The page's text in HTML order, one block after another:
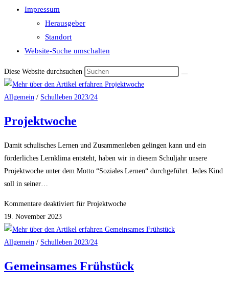
Impressum
Herausgeber
Standort
Website-Suche umschalten
Diese Website durchsuchen
Allgemein / Schulleben 2023/24
Projektwoche
Damit schulisches Lernen und Zusammenleben gelingen kann und ein
förderliches Lernklima entsteht, haben wir in diesem Schuljahr unsere
Projektwoche unter dem Motto “Soziales Lernen“ durchgeführt. Jedes Kind
soll in seiner…
Kommentare deaktiviert für Projektwoche
19. November 2023
Allgemein / Schulleben 2023/24
Gemeinsames Frühstück